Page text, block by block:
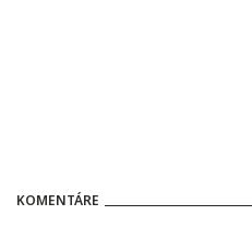
KOMENTÁRE